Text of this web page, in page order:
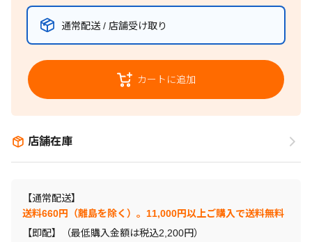
通常配送 / 店舗受け取り
カートに追加
店舗在庫
【通常配送】
送料660円（離島を除く）。11,000円以上ご購入で送料無料
【即配】（最低購入金額は税込2,200円）